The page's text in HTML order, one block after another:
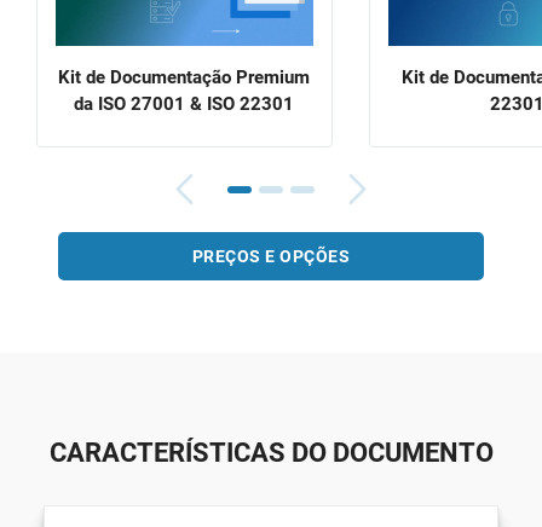
Kit de Documentação Premium
da ISO 27001 & ISO 22301
Kit de
PREÇOS E OPÇÕES
CARACTERÍSTICAS DO DOCUMENTO